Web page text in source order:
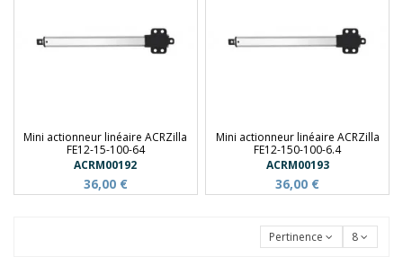
Mini actionneur linéaire ACRZilla
FE12-15-100-64
ACRM00192
36,00 €
Mini actionneur linéaire ACRZilla
FE12-150-100-6.4
ACRM00193
36,00 €
Pertinence 8